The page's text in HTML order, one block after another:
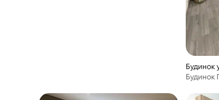
Будинок
Будинок